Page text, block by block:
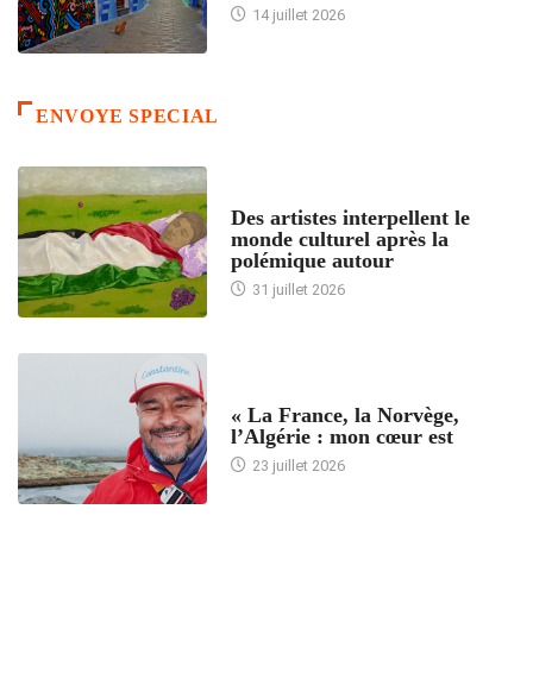
14 juillet 2026
ENVOYE SPECIAL
Des artistes interpellent le
monde culturel après la
polémique autour
31 juillet 2026
« La France, la Norvège,
l’Algérie : mon cœur est
23 juillet 2026